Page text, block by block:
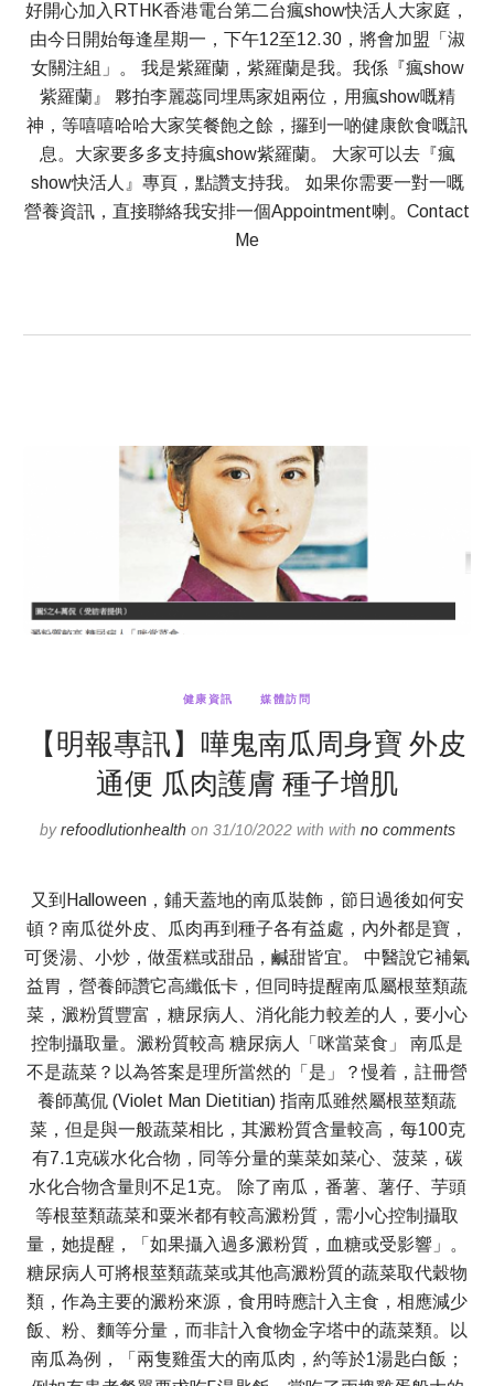
好開心加入RTHK香港電台第二台瘋show快活人大家庭，
由今日開始每逢星期一，下午12至12.30，將會加盟「淑
女關注組」。 我是紫羅蘭，紫羅蘭是我。我係『瘋show
紫羅蘭』 夥拍李麗蕊同埋馬家姐兩位，用瘋show嘅精
神，等嘻嘻哈哈大家笑餐飽之餘，攞到一啲健康飲食嘅訊
息。大家要多多支持瘋show紫羅蘭。 大家可以去『瘋
show快活人』專頁，點讚支持我。 如果你需要一對一嘅
營養資訊，直接聯絡我安排一個Appointment喇。Contact
Me
健康資訊 媒體訪問
【明報專訊】嘩鬼南瓜周身寶 外皮
通便 瓜肉護膚 種子增肌
byrefoodlutionhealth on 31/10/2022 with with no comments
又到Halloween，鋪天蓋地的南瓜裝飾，節日過後如何安
頓？南瓜從外皮、瓜肉再到種子各有益處，內外都是寶，
可煲湯、小炒，做蛋糕或甜品，鹹甜皆宜。 中醫說它補氣
益胃，營養師讚它高纖低卡，但同時提醒南瓜屬根莖類蔬
菜，澱粉質豐富，糖尿病人、消化能力較差的人，要小心
控制攝取量。澱粉質較高 糖尿病人「咪當菜食」 南瓜是
不是蔬菜？以為答案是理所當然的「是」？慢着，註冊營
養師萬侃 (Violet Man Dietitian) 指南瓜雖然屬根莖類蔬
菜，但是與一般蔬菜相比，其澱粉質含量較高，每100克
有7.1克碳水化合物，同等分量的葉菜如菜心、菠菜，碳
水化合物含量則不足1克。 除了南瓜，番薯、薯仔、芋頭
等根莖類蔬菜和粟米都有較高澱粉質，需小心控制攝取
量，她提醒，「如果攝入過多澱粉質，血糖或受影響」。
糖尿病人可將根莖類蔬菜或其他高澱粉質的蔬菜取代穀物
類，作為主要的澱粉來源，食用時應計入主食，相應減少
飯、粉、麵等分量，而非計入食物金字塔中的蔬菜類。以
南瓜為例，「兩隻雞蛋大的南瓜肉，約等於1湯匙白飯；